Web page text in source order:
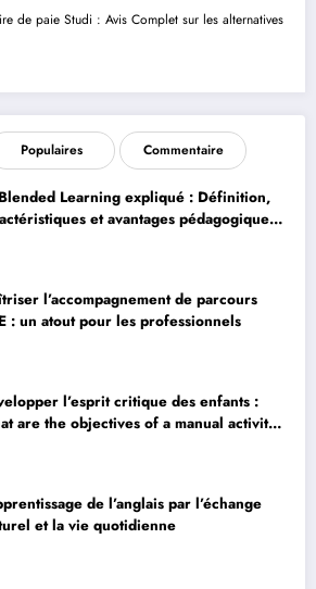
de paie Studi : Avis Complet sur les alternatives
Populaires Commentaire
Learning expliqué : Définition,
et avantages pédagogiques
l’accompagnement de parcours
: un atout pour les professionnels
l’esprit critique des enfants :
are the objectives of a manual activity
de l’anglais par l’échange
et la vie quotidienne